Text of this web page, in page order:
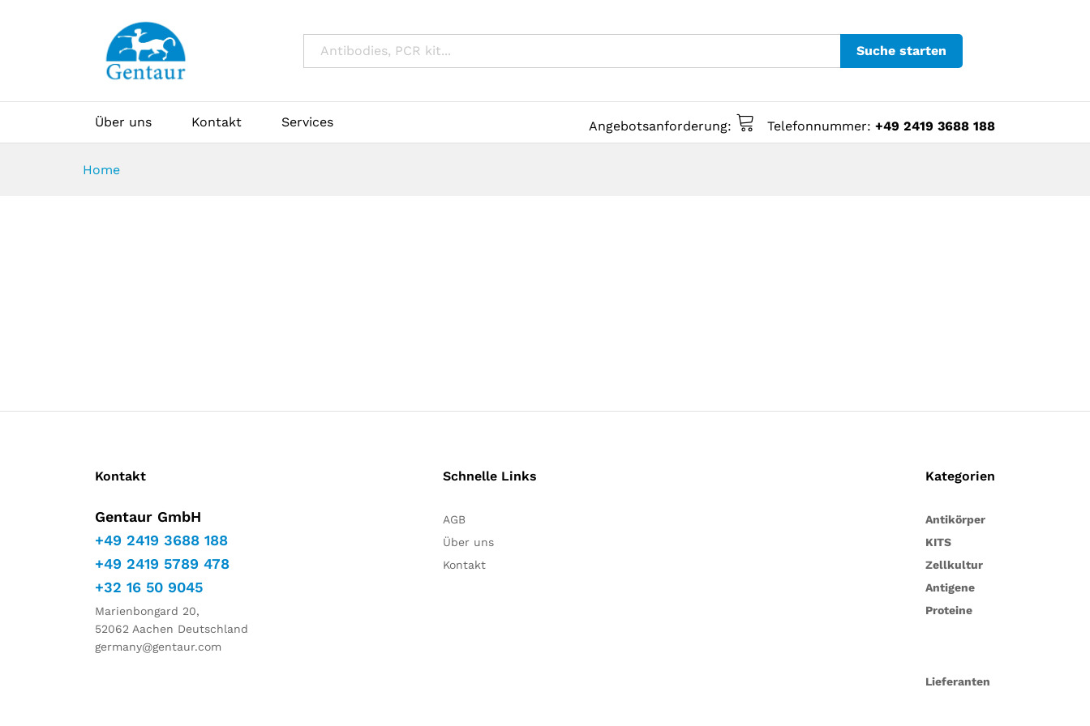
Suche starten
Über uns Kontakt Services Angebotsanforderung: Telefonnummer: +49 2419 3688 188
Home
Kontakt
Gentaur GmbH
+49 2419 3688 188
+49 2419 5789 478
+32 16 50 9045
Marienbongard 20,
52062 Aachen Deutschland
germany@gentaur.com
Schnelle Links
AGB
Über uns
Kontakt
Kategorien
Antikörper
KITS
Zellkultur
Antigene
Proteine
Lieferanten